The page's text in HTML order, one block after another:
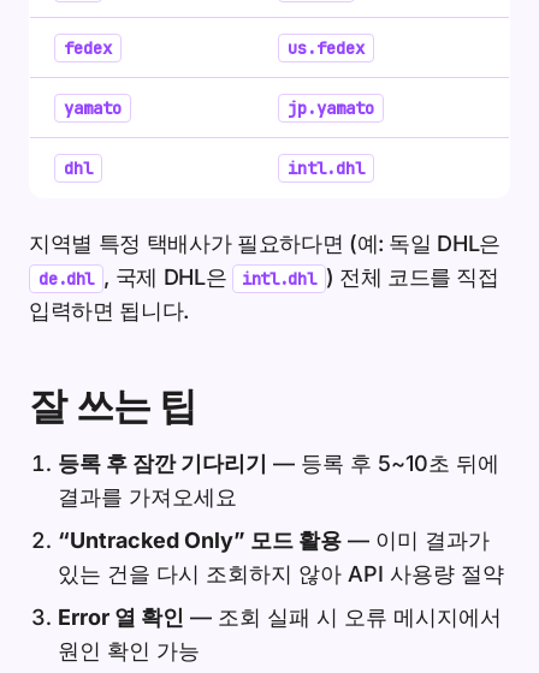
fedex us.fedex
yamato jp.yamato
dhl intl.dhl
지역별 특정 택배사가 필요하다면 (예: 독일 DHL은
de.dhl , 국제 DHL은 intl.dhl ) 전체 코드를 직접
입력하면 됩니다.
잘 쓰는 팁
등록 후 잠깐 기다리기 — 등록 후 5~10초 뒤에
결과를 가져오세요
“Untracked Only” 모드 활용 — 이미 결과가
있는 건을 다시 조회하지 않아 API 사용량 절약
Error 열 확인 — 조회 실패 시 오류 메시지에서
원인 확인 가능